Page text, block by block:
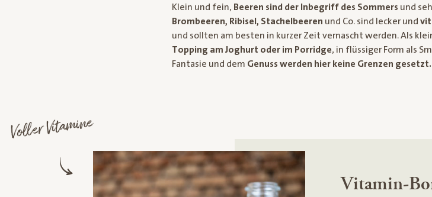
Klein und fein, Beeren sind der Inbegriff des Sommers und
Brombeeren, Ribisel, Stachelbeeren und Co. sind lecker und
und sollten am besten in kurzer Zeit vernascht werden. Als
Topping am Joghurt oder im Porridge, in flüssiger Form als
Fantasie und dem Genuss werden hier keine Grenzen gesetzt.
Voller Vitamine
Vitamin-